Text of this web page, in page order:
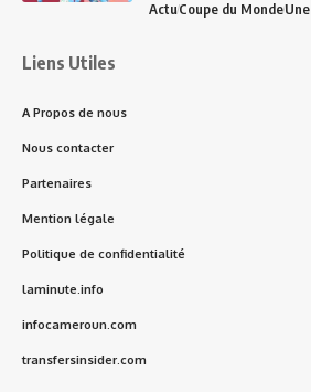
ActuCoupe du MondeUne
Liens Utiles
A Propos de nous
Nous contacter
Partenaires
Mention légale
Politique de confidentialité
laminute.info
infocameroun.com
transfersinsider.com